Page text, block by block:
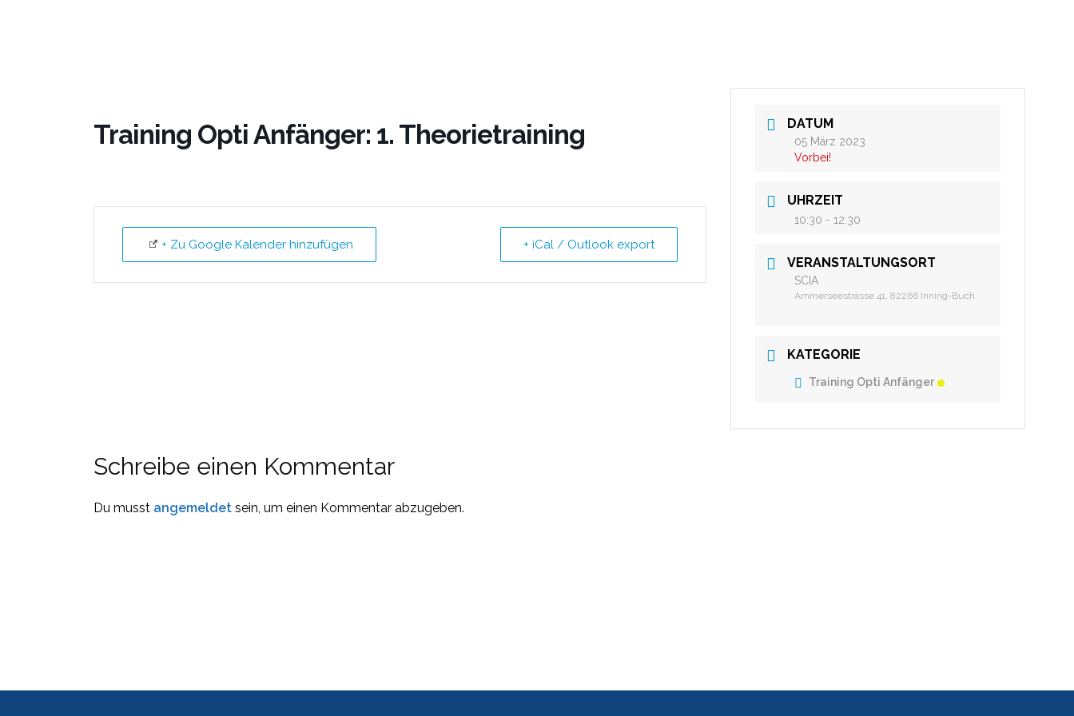
Training Opti Anfänger: 1. Theorietraining
+ Zu Google Kalender hinzufügen + iCal / Outlook export
DATUM
05 März 2023
Vorbei!
UHRZEIT
10:30 - 12:30
VERANSTALTUNGSORT
SCIA
Ammerseestrasse 41, 82266 Inning-Buch
KATEGORIE
Training Opti Anfänger
Schreibe einen Kommentar
Du musst angemeldet sein, um einen Kommentar abzugeben.